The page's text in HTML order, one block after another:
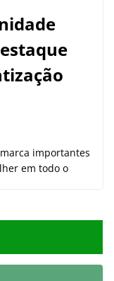
importantes
em todo o